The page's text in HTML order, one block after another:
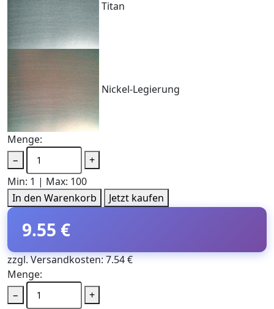
Titan
Nickel-Legierung
Menge:
−
+
Min: 1 | Max: 100
In den Warenkorb
Jetzt kaufen
9.55 €
zzgl. Versandkosten: 7.54 €
Menge:
−
+